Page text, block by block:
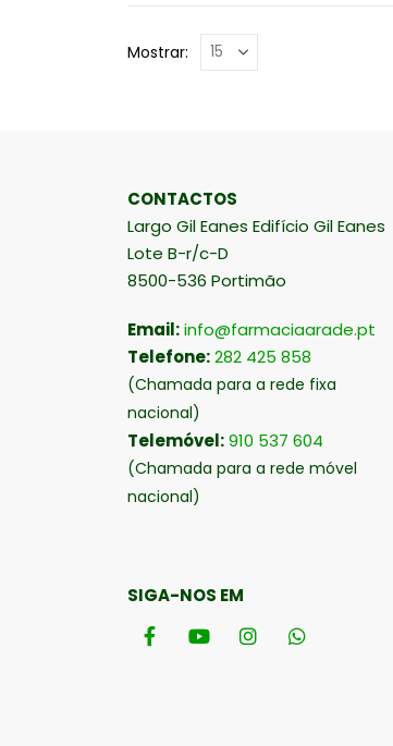
Mostrar:
CONTACTOS
Largo Gil Eanes Edifício Gil Eanes
Lote B-r/c-D
8500-536 Portimão
Email:info@farmaciaarade.pt
Telefone:282 425 858
(Chamada para a rede fixa
nacional)
Telemóvel:910 537 604
(Chamada para a rede móvel
nacional)
SIGA-NOS EM